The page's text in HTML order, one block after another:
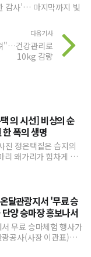
감사’… 마지막까지 빛
다음기사
"…건강관리로
10kg 감량
의 시선] 비상의 순
폭의 생명
정은택짙은 습지의
리 왜가리가 힘차게 날
달관광지서 '무료 승
양 승마장 홍보나서
무료 승마체험 행사가
공사(사장 이관표)가